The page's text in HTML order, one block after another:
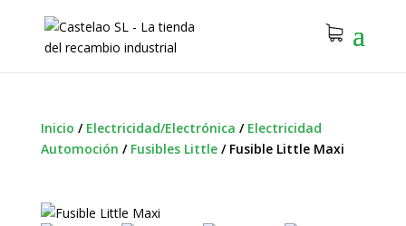
Inicio / Electricidad/Electrónica / Electricidad
Automoción / Fusibles Little/ Fusible Little Maxi